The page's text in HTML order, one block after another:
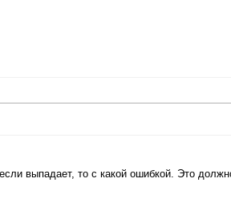
выпадает, то с какой ошибкой. Это